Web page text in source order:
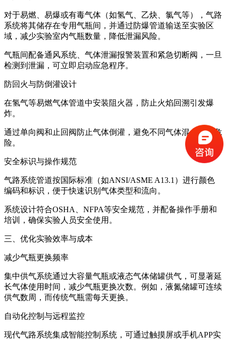
对于易燃、易爆或有毒气体（如氢气、乙炔、氯气等），气路
系统将其储存在专用气瓶间，并通过防爆管道输送至实验区
域，减少实验室内气瓶数量，降低泄漏风险。
气瓶间配备通风系统、气体泄漏报警装置和紧急切断阀，一旦
检测到泄漏，可立即启动应急程序。
防回火与防倒灌设计
在氢气等易燃气体管道中安装阻火器，防止火焰回溯引发爆
炸。
通过单向阀和止回阀防止气体倒灌，避免不同气体混合产生危
险。
安全标识与操作规范
气路系统管道按国际标准（如ANSI/ASME A13.1）进行颜色
编码和标识，便于快速识别气体类型和流向。
系统设计符合OSHA、NFPA等安全规范，并配备操作手册和
培训，确保实验人员安全使用。
三、优化实验效率与成本
减少气瓶更换频率
集中供气系统通过大容量气瓶或液态气体储罐供气，可显著延
长气体使用时间，减少气瓶更换次数。例如，液氮储罐可连续
供气数周，而传统气瓶需每天更换。
自动化控制与远程监控
现代气路系统集成智能控制系统，可通过触摸屏或手机APP实